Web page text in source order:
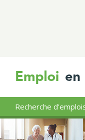
Recherche